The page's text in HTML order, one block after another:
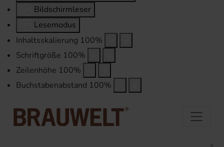
Bildschirmleser
Lesemodus
Inhaltsskalierung 100%
Schriftgröße 100%
Zeilenhöhe 100%
Buchstabenabstand 100%